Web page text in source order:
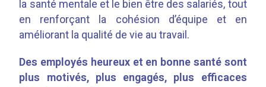
la santé mentale et le bien être des salariés, tout
en renforçant la cohésion d’équipe et en
améliorant la qualité de vie au travail.
Des employés heureux et en bonne santé sont
plus motivés, plus engagés, plus efficaces